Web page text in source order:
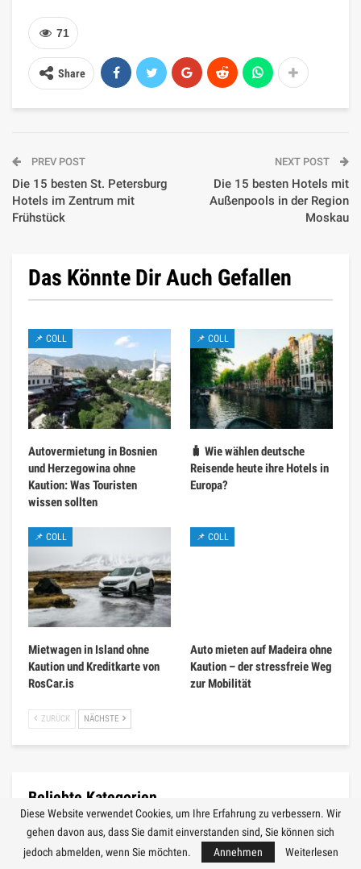
71
Share
PREV POST
Die 15 besten St. Petersburg
Hotels im Zentrum mit
Frühstück
NEXT POST
Die 15 besten Hotels mit
Außenpools in der Region
Moskau
Das Könnte Dir Auch Gefallen
📌 COLL
Autovermietung in Bosnien
und Herzegowina ohne
Kaution: Was Touristen
wissen sollten
📌 COLL
🧳 Wie wählen deutsche
Reisende heute ihre Hotels in
Europa?
📌 COLL
Mietwagen in Island ohne
Kaution und Kreditkarte von
RosCar.is
📌 COLL
Auto mieten auf Madeira ohne
Kaution – der stressfreie Weg
zur Mobilität
ZURÜCK NÄCHSTE
Beliebte Kategorien
🌏 Europe 1409
Diese Website verwendet Cookies, um Ihre Erfahrung zu verbessern. Wir
gehen davon aus, dass Sie damit einverstanden sind, Sie können sich
jedoch abmelden, wenn Sie möchten.
Annehmen Weiterlesen